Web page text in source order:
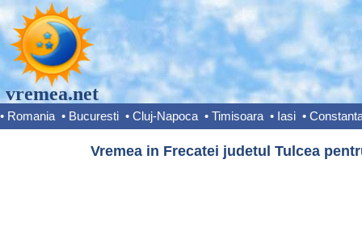
vremea.net
• Romania • Bucuresti • Cluj-Napoca • Timisoara • Iasi •
Vremea in Frecatei judetul Tulcea